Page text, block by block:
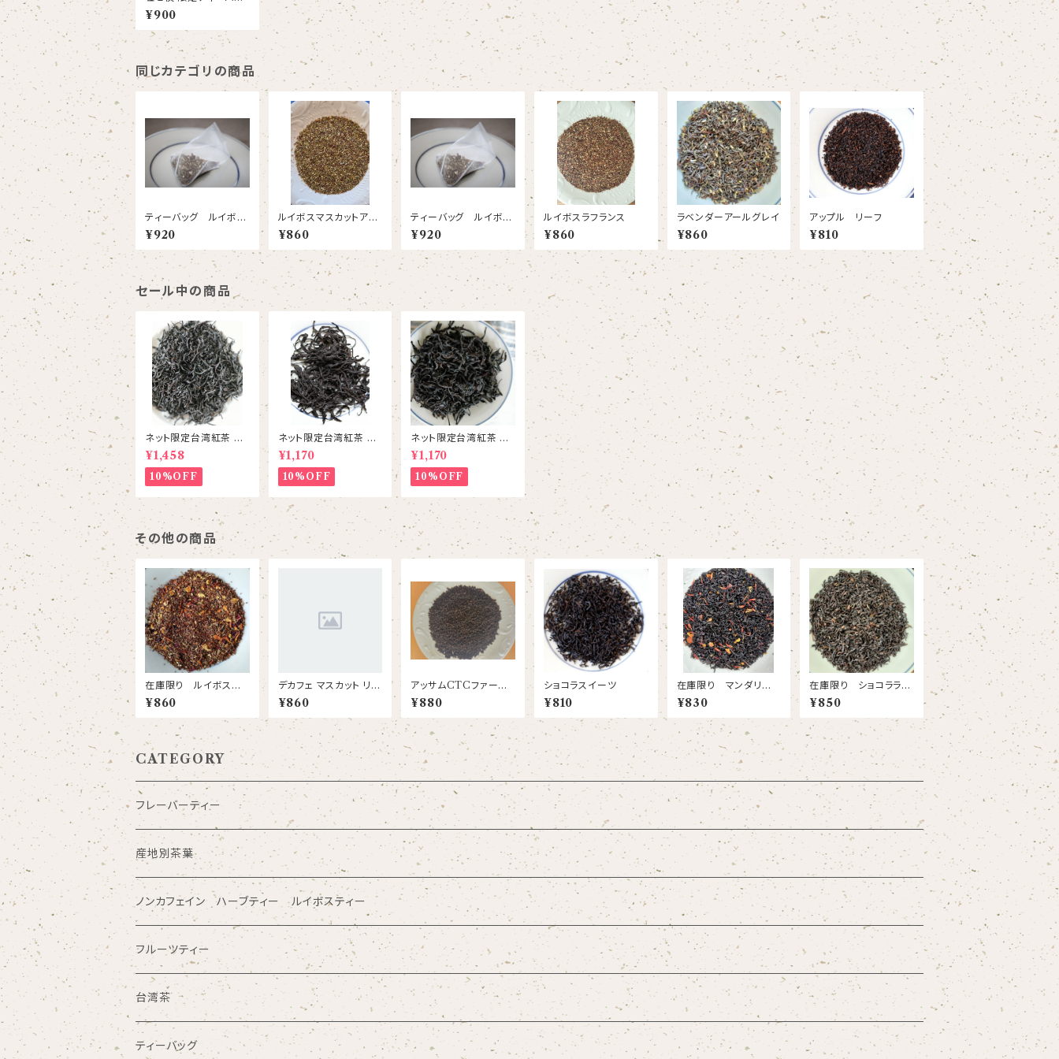
ク フルーツシャワー
¥900
同じカテゴリの商品
ティーバッグ ルイボス
ラフランス
¥920
ルイボスマスカットアレ
キサンドリア リーフ
¥860
ティーバッグ ルイボス
白桃
¥920
ルイボスラフランス
¥860
ラベンダーアールグレイ
¥860
アップル リーフ
¥810
セール中の商品
ネット限定台湾紅茶 紅
韻紅茶 台茶21号
¥1,458
10%OFF
ネット限定台湾紅茶 瓔
珞紅茶( ようらく)台茶8
号
¥1,170
10%OFF
ネット限定台湾紅茶 紅
玉紅茶 台茶18号
¥1,170
10%OFF
その他の商品
在庫限り ルイボスオ
レンジーナ リーフ
¥860
デカフェ マスカット リー
フ
¥860
アッサムCTCファースト
フラッシュ2026 ダフ
ラティング茶園 C12
¥880
ショコラスイーツ
¥810
在庫限り マンダリーヌ
リーフ
¥830
在庫限り ショコララズ
ベリーティー
¥850
CATEGORY
フレーバーティー
産地別茶葉
ノンカフェイン ハーブティー ルイボスティー
フルーツティー
台湾茶
ティーバッグ